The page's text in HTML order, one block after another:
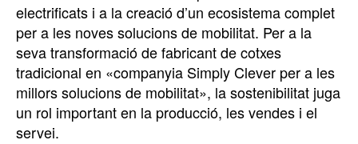
electrificats i a la creació d’un ecosistema complet
per a les noves solucions de mobilitat. Per a la
seva transformació de fabricant de cotxes
tradicional en «companyia Simply Clever per a les
millors solucions de mobilitat», la sostenibilitat juga
un rol important en la producció, les vendes i el
servei.